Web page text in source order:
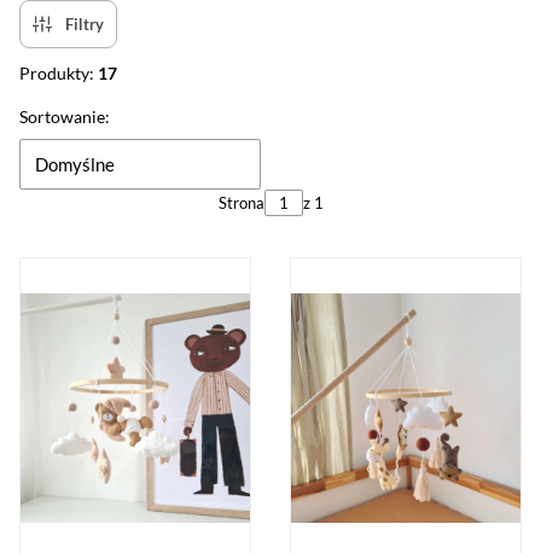
Filtry
Produkty: 17
Lista produktów
Sortowanie:
Domyślne
Strona z 1